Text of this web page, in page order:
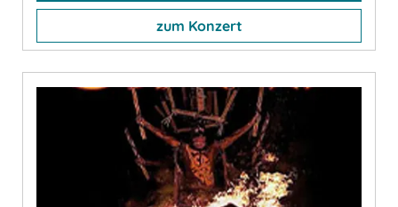
zum Konzert